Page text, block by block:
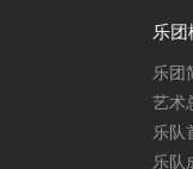
乐
乐团
艺术
乐队
乐队